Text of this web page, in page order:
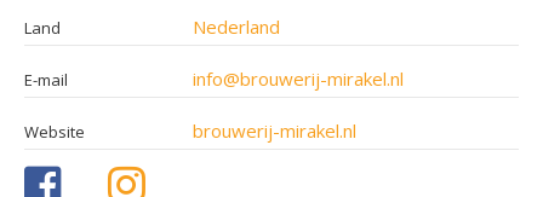
Land Nederland
E-mail info@brouwerij-mirakel.nl
Website brouwerij-mirakel.nl